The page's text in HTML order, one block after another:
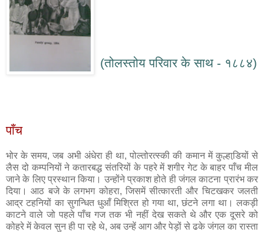
(तोलस्तोय परिवार के साथ - १८८४)
पाँच
भोर के समय, जब अभी अंधेरा ही था, पोल्तोरत्स्की की कमान में कुल्हाडि़यों से
लैस दो कम्पनियों ने कतारबद्ध संतरियों के पहरे में शगीर गेट के बाहर पाँच मील
जाने के लिए प्रस्थान किया। उन्होंने प्रकाश होते ही जंगल काटना प्रारंभ कर
दिया। आठ बजे के लगभग कोहरा, जिसमें सीत्कारती और चिटखकर जलती
आद्र टहनियों का सुगन्धित धुआँ मिश्रित हो गया था, छंटने लगा था। लकड़ी
काटने वाले जो पहले पाँच गज तक भी नहीं देख सकते थे और एक दूसरे को
कोहरे में केवल सुन ही पा रहे थे, अब उन्हें आग और पेड़ों से ढके जंगल का रास्ता